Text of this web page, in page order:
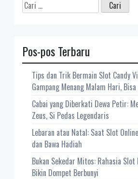
Cari
untuk:
Pos-pos Terbaru
Tips dan Trik Bermain Slot Candy
Gampang Menang Malam Hari,
Cabai yang Diberkati Dewa Petir:
Zeus, Si Pedas Legendaris
Lebaran atau Natal: Saat Slot
dan Bawa Hadiah
Bukan Sekedar Mitos: Rahasia Slot
Bikin Dompet Berbunyi